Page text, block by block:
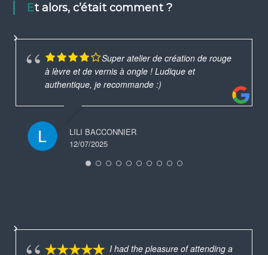
Et alors, c’était comment ?
Super atelier de création de rouge
à lèvre et de vernis à ongle ! Ludique et
authentique, je recommande :)
LILI BACCONNIER
12/07/2025
I had the pleasure of attending a